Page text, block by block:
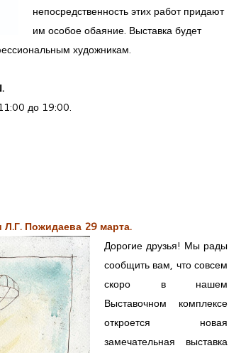
непосредственность этих работ придают
им особое обаяние. Выставка будет
художникам.
до 19:00.
Пожидаева 29 марта.
Дорогие друзья! Мы рады
сообщить вам, что совсем
скоро в нашем
Выставочном комплексе
откроется новая
замечательная выставка